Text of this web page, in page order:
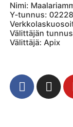
Nimi:
Y-tunnus:
Välittäjän
Välittäjä: Apix